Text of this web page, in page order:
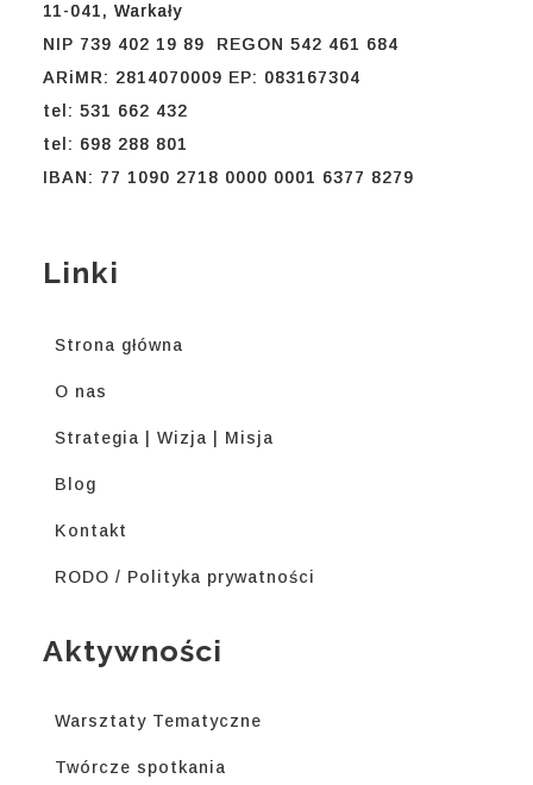
11-041, Warkały
NIP 739 402 19 89 REGON 542 461 684
ARiMR: 2814070009 EP: 083167304
tel: 531 662 432
tel: 698 288 801
IBAN: 77 1090 2718 0000 0001 6377 8279
Linki
Strona główna
O nas
Strategia | Wizja | Misja
Blog
Kontakt
RODO / Polityka prywatności
Aktywności
Warsztaty Tematyczne
Twórcze spotkania